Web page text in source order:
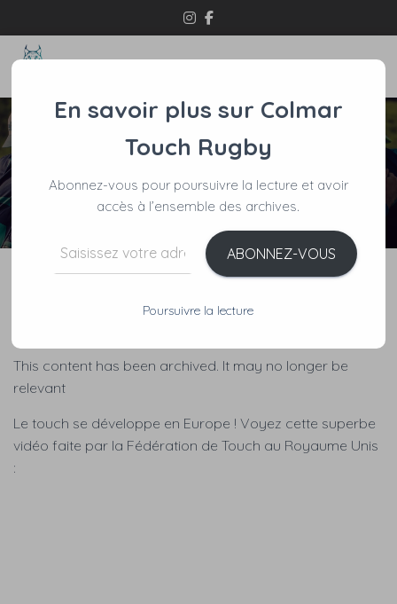
This content has been archived. It may no longer be
relevant
Le touch se développe en Europe ! Voyez cette superbe
vidéo faite par la Fédération de Touch au Royaume Unis
:
En savoir plus sur Colmar
Touch Rugby
Abonnez-vous pour poursuivre la lecture et avoir
accès à l’ensemble des archives.
ABONNEZ-VOUS
Poursuivre la lecture